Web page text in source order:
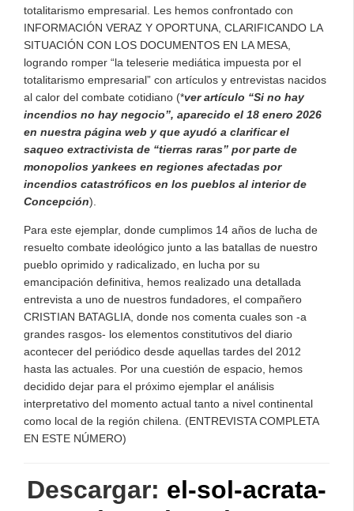
totalitarismo empresarial. Les hemos confrontado con
INFORMACIÓN VERAZ Y OPORTUNA, CLARIFICANDO LA
SITUACIÓN CON LOS DOCUMENTOS EN LA MESA,
logrando romper “la teleserie mediática impuesta por el
totalitarismo empresarial” con artículos y entrevistas nacidos
al calor del combate cotidiano (*ver artículo “Si no hay
incendios no hay negocio”, aparecido el 18 enero 2026
en nuestra página web y que ayudó a clarificar el
saqueo extractivista de “tierras raras” por parte de
monopolios yankees en regiones afectadas por
incendios catastróficos en los pueblos al interior de
Concepción).
Para este ejemplar, donde cumplimos 14 años de lucha de
resuelto combate ideológico junto a las batallas de nuestro
pueblo oprimido y radicalizado, en lucha por su
emancipación definitiva, hemos realizado una detallada
entrevista a uno de nuestros fundadores, el compañero
CRISTIAN BATAGLIA, donde nos comenta cuales son -a
grandes rasgos- los elementos constitutivos del diario
acontecer del periódico desde aquellas tardes del 2012
hasta las actuales. Por una cuestión de espacio, hemos
decidido dejar para el próximo ejemplar el análisis
interpretativo del momento actual tanto a nivel continental
como local de la región chilena. (ENTREVISTA COMPLETA
EN ESTE NÚMERO)
Descargar: el-sol-acrata-